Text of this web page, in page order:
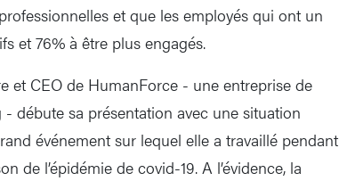
et que les employés qui ont un
et 76% à être plus engagés.
et CEO de HumanForce - une entreprise de
débute sa présentation avec une situation
événement sur lequel elle a travaillé pendant
de l’épidémie de covid-19. A l’évidence, la